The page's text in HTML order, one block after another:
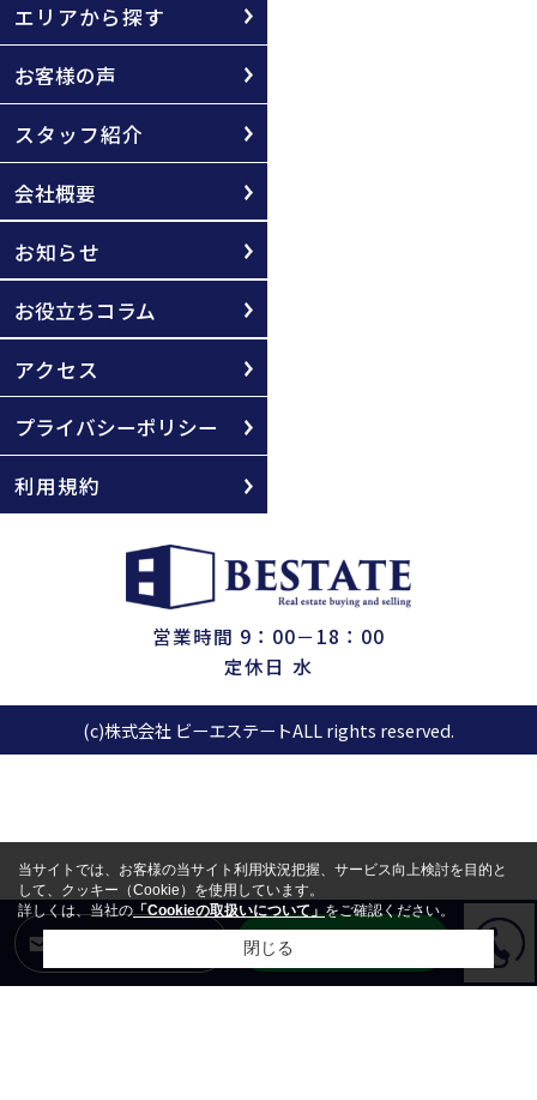
エリアから探す
お客様の声
スタッフ紹介
会社概要
お知らせ
お役立ちコラム
アクセス
プライバシーポリシー
利用規約
営業時間 9：00－18：00
定休日 水
(c)株式会社 ビーエステートALL rights reserved.
LINEからお問合せ
当サイトでは、お客様の当サイト利用状況把握、サービス向上検討を目的と
して、クッキー（Cookie）を使用しています。
詳しくは、当社の「Cookieの取扱いについて」をご確認ください。
閉じる